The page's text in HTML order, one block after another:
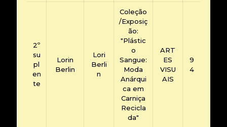
2º
su
pl
en
te
Lorin
Berlin
Lori
Berli
n
Coleção
/Exposiç
ão:
"Plástic
o
Sangue:
Moda
Anárqui
ca em
Carniça
Recicla
da"
ART
ES
VISU
AIS
9
4